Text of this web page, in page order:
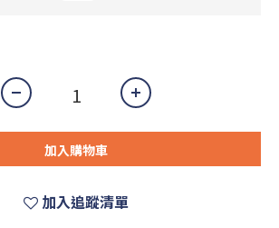
加入購物車
加入追蹤清單